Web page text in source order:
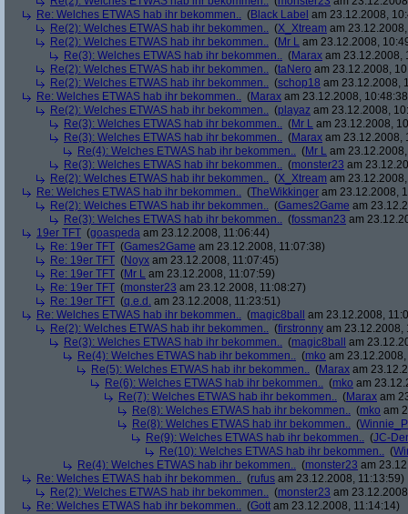
Re: Welches ETWAS hab ihr bekommen.. (Black Label am 23.12.2008,
Re(2): Welches ETWAS hab ihr bekommen.. (X_Xtream am
Re(2): Welches ETWAS hab ihr bekommen.. (Mr L am 23.12.2008,
Re(3): Welches ETWAS hab ihr bekommen.. (Marax am 23.12.2008,
Re(2): Welches ETWAS hab ihr bekommen.. (taNero am 23.12.2008,
Re(2): Welches ETWAS hab ihr bekommen.. (schop18 am 23.12.2008,
Re: Welches ETWAS hab ihr bekommen.. (Marax am 23.12.2008,
Re(2): Welches ETWAS hab ihr bekommen.. (playaz am 23.12.2008,
Re(3): Welches ETWAS hab ihr bekommen.. (Mr L am 23.12.2008,
Re(3): Welches ETWAS hab ihr bekommen.. (Marax am 23.12.2008,
Re(4): Welches ETWAS hab ihr bekommen.. (Mr L am
Re(3): Welches ETWAS hab ihr bekommen.. (monster23 am
Re(2): Welches ETWAS hab ihr bekommen.. (X_Xtream am
Re: Welches ETWAS hab ihr bekommen.. (TheWikkinger am 23.12.2008,
Re(2): Welches ETWAS hab ihr bekommen.. (Games2Game am
Re(3): Welches ETWAS hab ihr bekommen.. (fossman23 am
19er TFT (goaspeda am 23.12.2008, 11:06:44)
Re: 19er TFT (Games2Game am 23.12.2008, 11:07:38)
Re: 19er TFT (Noyx am 23.12.2008, 11:07:45)
Re: 19er TFT (Mr L am 23.12.2008, 11:07:59)
Re: 19er TFT (monster23 am 23.12.2008, 11:08:27)
Re: 19er TFT (q.e.d. am 23.12.2008, 11:23:51)
Re: Welches ETWAS hab ihr bekommen.. (magic8ball
am 23.12.2008,
Re(2): Welches ETWAS hab ihr bekommen.. (firstronny am 23.12.2008,
Re(3): Welches ETWAS hab ihr bekommen.. (magic8ball
am
Re(4): Welches ETWAS hab ihr bekommen.. (mko am
Re(5): Welches ETWAS hab ihr bekommen.. (Marax am
Re(6): Welches ETWAS hab ihr bekommen.. (mko am
Re(7): Welches ETWAS hab ihr bekommen.. (Marax am
Re(8): Welches ETWAS hab ihr bekommen.. (mko am
Re(8): Welches ETWAS hab ihr bekommen.. (
Re(9): Welches ETWAS hab ihr bekommen.. (JC-
Re(10): Welches ETWAS hab ihr bekommen.. (
Re(4): Welches ETWAS hab ihr bekommen.. (monster23 am
Re: Welches ETWAS hab ihr bekommen.. (rufus am 23.12.2008, 11:13:59)
Re(2): Welches ETWAS hab ihr bekommen.. (monster23 am
Re: Welches ETWAS hab ihr bekommen.. (Gott am 23.12.2008, 11:14:14)